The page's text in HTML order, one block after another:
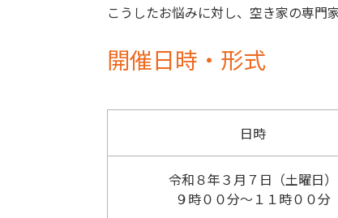
こうしたお悩みに対し、空き家の専門
開催日時・形式
日時
令和８年３月７日（土曜日）
９時００分～１１時００分